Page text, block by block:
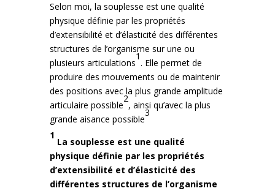
Selon moi, la souplesse est une qualité
physique définie par les propriétés
d’extensibilité et d’élasticité des différentes
structures de l’organisme sur une ou
plusieurs articulations
1
. Elle permet de
produire des mouvements ou de maintenir
des positions avec la plus grande amplitude
articulaire possible
2
, ainsi qu’avec la plus
grande aisance possible
3
1
La souplesse est une qualité
physique définie par les propriétés
d’extensibilité et d’élasticité des
différentes structures de l’organisme